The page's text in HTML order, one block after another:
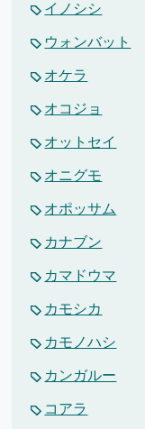
イノシシ
ウォンバット
オケラ
オコジョ
オットセイ
オニグモ
オポッサム
カナブン
カマドウマ
カモシカ
カモノハシ
カンガルー
コアラ